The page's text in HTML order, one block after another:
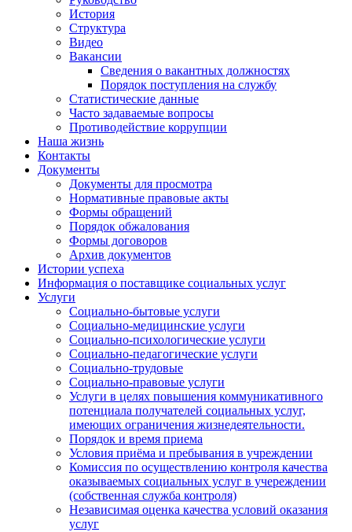
История
Структура
Видео
Вакансии
Сведения о вакантных должностях
Порядок поступления на службу
Статистические данные
Часто задаваемые вопросы
Противодействие коррупции
Наша жизнь
Контакты
Документы
Документы для просмотра
Нормативные правовые акты
Формы обращений
Порядок обжалования
Формы договоров
Архив документов
Истории успеха
Информация о поставщике социальных услуг
Услуги
Социально-бытовые услуги
Социально-медицинские услуги
Социально-психологические услуги
Социально-педагогические услуги
Социально-трудовые
Социально-правовые услуги
Услуги в целях повышения коммуникативного
потенциала получателей социальных услуг,
имеющих ограничения жизнедеятельности.
Порядок и время приема
Условия приёма и пребывания в учреждении
Комиссия по осуществлению контроля качества
оказываемых социальных услуг в учереждении
(собственная служба контроля)
Независимая оценка качества условий оказания
услуг